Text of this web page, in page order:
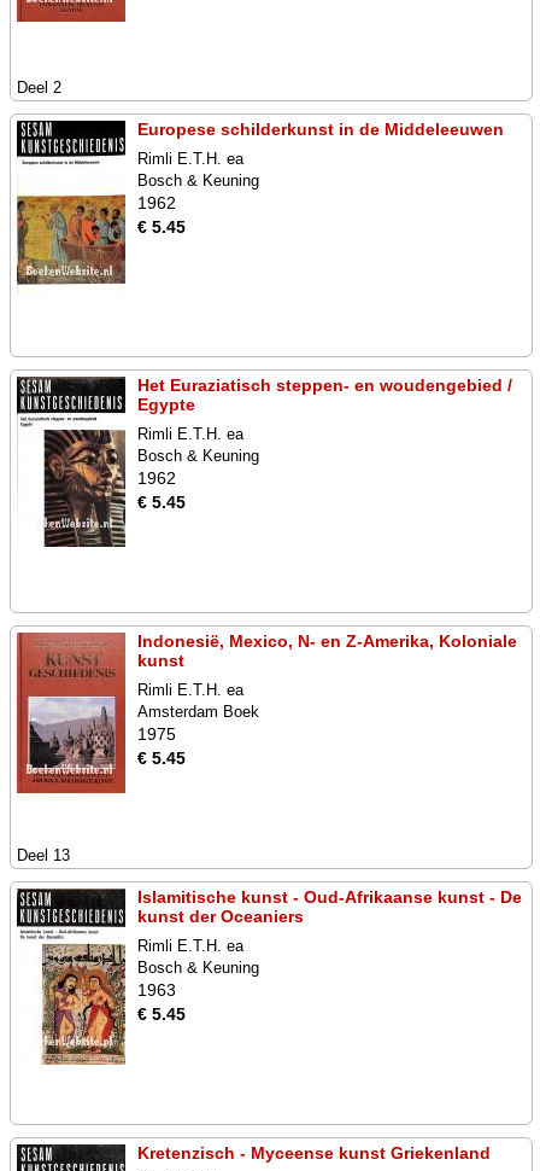
Deel 2
Europese schilderkunst in de Middeleeuwen
Rimli E.T.H. ea
Bosch & Keuning
1962
€ 5.45
Het Euraziatisch steppen- en woudengebied /
Egypte
Rimli E.T.H. ea
Bosch & Keuning
1962
€ 5.45
Indonesië, Mexico, N- en Z-Amerika, Koloniale
kunst
Rimli E.T.H. ea
Amsterdam Boek
1975
€ 5.45
Deel 13
Islamitische kunst - Oud-Afrikaanse kunst - De
kunst der Oceaniers
Rimli E.T.H. ea
Bosch & Keuning
1963
€ 5.45
Kretenzisch - Myceense kunst Griekenland